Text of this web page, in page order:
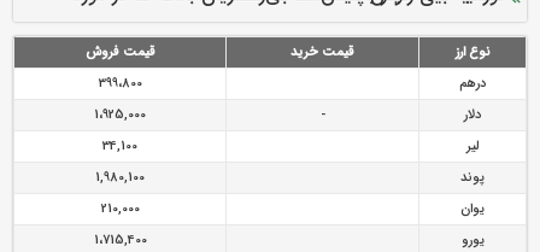
رازی
پیشگیری از سرقت های مجازی
نوع ارز قیمت خرید
قیمت فروش
درهم
399،800
دلار
-
1،925,000
لیر
34,100
پوند
1,980,100
یوان
210,000
یورو
1،715,400